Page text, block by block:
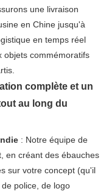
une livraison
en Chine jusqu'à
en temps réel
objets commémoratifs
complète et un
au long du
: Notre équipe de
en créant des ébauches
sur votre concept (qu'il
police, de logo